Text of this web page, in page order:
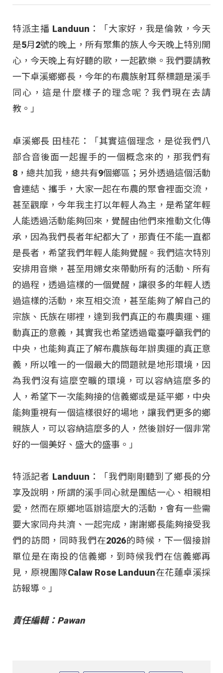
特派主播 Landuun：「大家好，我是倫敦，今天
是5月2號的晚上，所有聚集的族人今天晚上特別開
心，今天晚上有好聽的歌，一起歡樂。我們要請教
一下卓溪鄉鄉長，今年的布農族射耳祭標題是溪手
同心，這是什麼樣子的理念呢？我們現在去請
教。」
卓溪鄉長 田桂花：「其實這個理念，是從我們八
部合音後面一起握手的一個概念來的，那我們有
8，總共加我，總共有9個鄉區；另外透過這個活動
會連結、攜手，大家一起在布農的聚會裡面交流，
甚至觀摩，今年我主打以年輕人為主，是希望年輕
人能透過活動能夠回來，覺醒由他們來推動文化傳
承，因為我們長者年紀都大了，那責任不能一直都
是長者，希望我們年輕人能夠覺醒。我們這次特別
安排用音樂，甚至用婦女來帶動所有的活動、所有
的過程，透過這樣的一個覺醒，讓很多的年輕人透
過這樣的活動，來互相交流，甚至能夠了解自己的
宗族、氏族在哪裡，達到我們真正的布農奧運、運
動真正的意義，其實我也希望透過電臺呼籲我們的
中央，也能夠真正了解布農族每年辦奧運的真正意
義，所以唯一的一個最大的問題就是地形環境，因
為我們沒有這麼空曠的環境，可以容納這麼多的
人，希望下一次能夠接的信義鄉或是延平鄉，中央
能夠重視有一個這樣很好的場地，讓我們更多的鄉
親族人，可以容納這麼多的人，然後辦好一個非常
好的一個美好、盛大的盛事。」
特派記者 Landuun：「我們剛剛聽到了鄉長的分
享及說明，所謂的溪手同心就是團結一心、相親相
愛，然而在原鄉地區辦這麼大的活動，會有一些需
要大家同舟共濟、一起完成，謝謝鄉長能夠接受我
們的訪問，同時我們在2026的時候，下一個接辦
單位是在南投的信義鄉，到時候我們在信義鄉再
見，原視團隊Calaw Rose Landuun在花蓮卓溪採
訪報導。」
責任編輯：Pawan